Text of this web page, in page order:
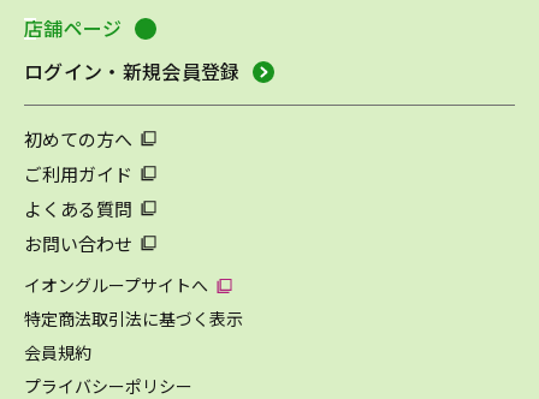
店舗ページ
ログイン・新規会員登録
初めての方へ
ご利用ガイド
よくある質問
お問い合わせ
イオングループサイトへ
特定商法取引法に基づく表示
会員規約
プライバシーポリシー